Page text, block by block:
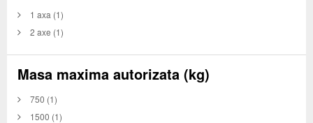
1 axa (1)
2 axe (1)
Masa maxima autorizata (kg)
750 (1)
1500 (1)